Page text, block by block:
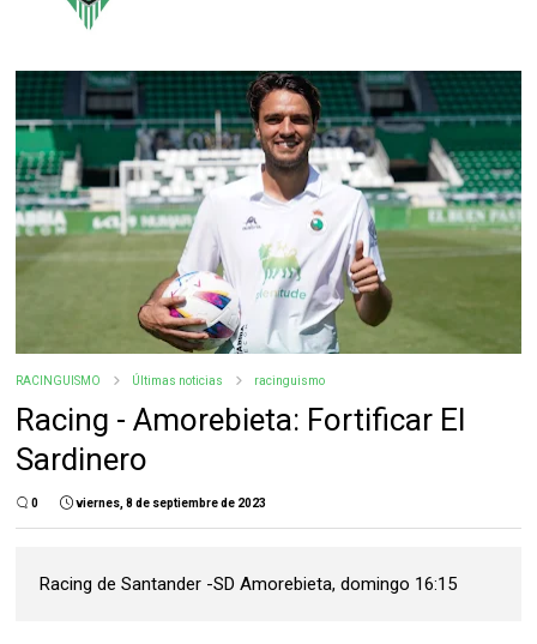
RACINGUISMO Últimas noticias racinguismo
Racing - Amorebieta: Fortificar El
Sardinero
0 viernes, 8 de septiembre de 2023
Racing de Santander -SD Amorebieta, domingo 16:15